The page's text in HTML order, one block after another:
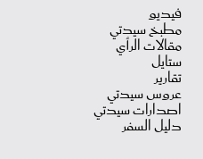
فيديو
مطبخ سيدتي
مقالات الرأي
ستايل
تقارير
عروس سيدتي
اصدارات سيدتي
دليل السفر